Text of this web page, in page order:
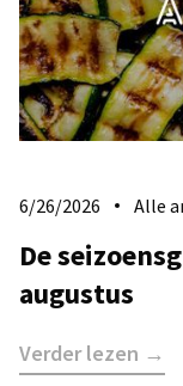
6/26/2026 Alle
De
augustus
Verder lezen →